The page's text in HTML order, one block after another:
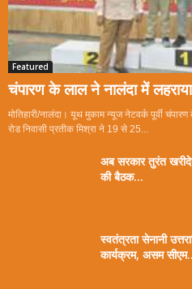
Featured
चंपारण के लाल ने नालंदा में
मोतिहारी/नालंदा। यूथ मुकाम न्यूज नेटवर्क पूर्वी
रोड निवासी प्रतीक मिश्रा ने 19 से 25...
अब सरकार तुरंत
की बैठक...
स्वतंत्रता सेनानी
कार्यक्रम, असम